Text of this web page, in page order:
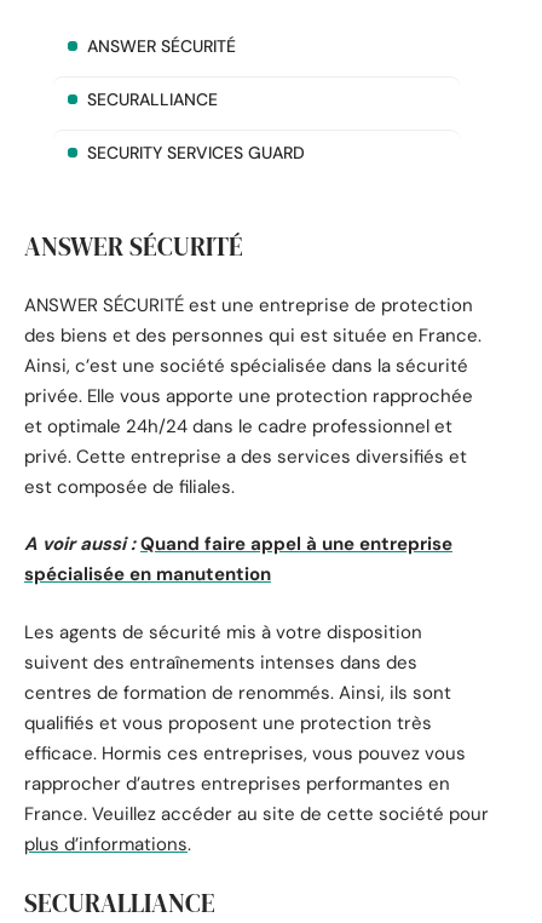
ANSWER SÉCURITÉ
SECURALLIANCE
SECURITY SERVICES GUARD
ANSWER SÉCURITÉ
ANSWER SÉCURITÉ est une entreprise de protection
des biens et des personnes qui est située en France.
Ainsi, c’est une société spécialisée dans la sécurité
privée. Elle vous apporte une protection rapprochée
et optimale 24h/24 dans le cadre professionnel et
privé. Cette entreprise a des services diversifiés et
est composée de filiales.
A voir aussi : Quand faire appel à une entreprise
spécialisée en manutention
Les agents de sécurité mis à votre disposition
suivent des entraînements intenses dans des
centres de formation de renommés. Ainsi, ils sont
qualifiés et vous proposent une protection très
efficace. Hormis ces entreprises, vous pouvez vous
rapprocher d’autres entreprises performantes en
France. Veuillez accéder au site de cette société pour
plus d’informations.
SECURALLIANCE